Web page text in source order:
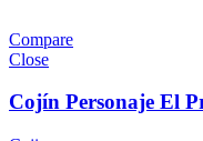
Compare
Close
Cojín Personaje El